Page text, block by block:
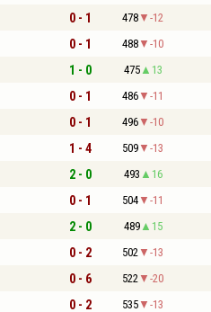
0 - 1 478 -12
0 - 1 488 -10
1 - 0 475 13
0 - 1 486 -11
0 - 1 496 -10
1 - 4 509 -13
2 - 0 493 16
0 - 1 504 -11
2 - 0 489 15
0 - 2 502 -13
0 - 6 522 -20
0 - 2 535 -13